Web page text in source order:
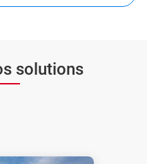
solutions